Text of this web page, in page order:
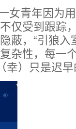
女青年因为
仅受到跟踪
蔽，“引狼入
杂性，每一
幸）只是迟